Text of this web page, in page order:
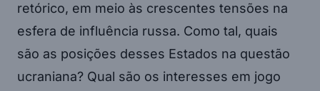
retórico, em meio às crescentes tensões na
esfera de influência russa. Como tal, quais
são as posições desses Estados na questão
ucraniana? Qual são os interesses em jogo